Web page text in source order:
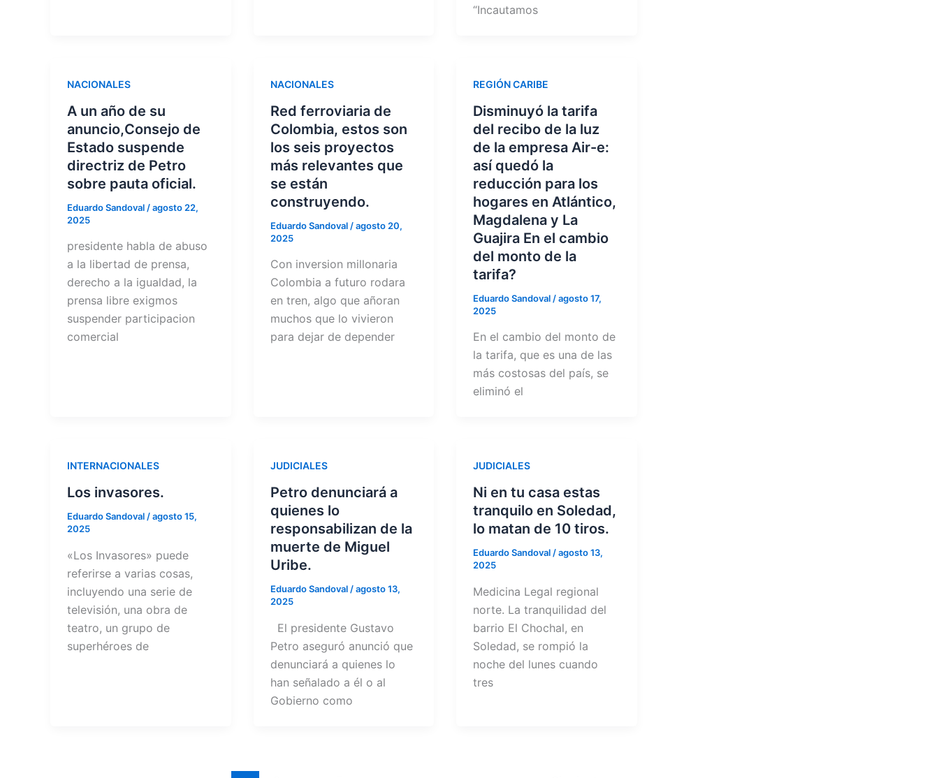
“Incautamos
NACIONALES
A un año de su
anuncio,Consejo de
Estado suspende
directriz de Petro
sobre pauta oficial.
Eduardo Sandoval /agosto 22,
2025
presidente habla de abuso
a la libertad de prensa,
derecho a la igualdad, la
prensa libre exigmos
suspender participacion
comercial
NACIONALES
Red ferroviaria de
Colombia, estos son
los seis proyectos
más relevantes que
se están
construyendo.
Eduardo Sandoval /agosto 20,
2025
Con inversion millonaria
Colombia a futuro rodara
en tren, algo que añoran
muchos que lo vivieron
para dejar de depender
REGIÓN CARIBE
Disminuyó la tarifa
del recibo de la luz
de la empresa Air-e:
así quedó la
reducción para los
hogares en Atlántico,
Magdalena y La
Guajira En el cambio
del monto de la
tarifa?
Eduardo Sandoval /agosto 17,
2025
En el cambio del monto de
la tarifa, que es una de las
más costosas del país, se
eliminó el
INTERNACIONALES
Los invasores.
Eduardo Sandoval/agosto 15,
2025
«Los Invasores» puede
referirse a varias cosas,
incluyendo una serie de
televisión, una obra de
teatro, un grupo de
superhéroes de
JUDICIALES
Petro denunciará a
quienes lo
responsabilizan de la
muerte de Miguel
Uribe.
Eduardo Sandoval/agosto 13,
2025
El presidente Gustavo
Petro aseguró anunció que
denunciará a quienes lo
han señalado a él o al
Gobierno como
JUDICIALES
Ni en tu casa estas
tranquilo en Soledad,
lo matan de 10 tiros.
Eduardo Sandoval/agosto 13,
2025
Medicina Legal regional
norte. La tranquilidad del
barrio El Chochal, en
Soledad, se rompió la
noche del lunes cuando
tres